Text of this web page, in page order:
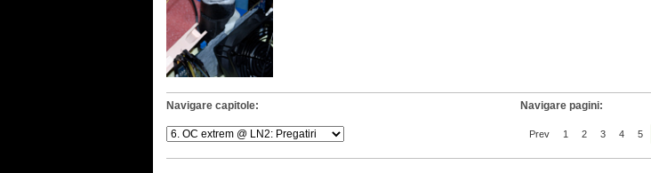
Navigare capitole: Navigare pagini:
Prev 1 2 3 4 5